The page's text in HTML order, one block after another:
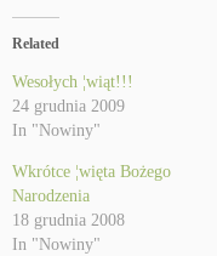
Related
Wesołych ¦wiąt!!!
24 grudnia 2009
In "Nowiny"
Wkrótce ¦więta Bożego
Narodzenia
18 grudnia 2008
In "Nowiny"